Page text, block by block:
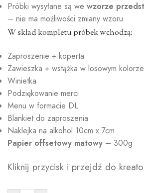
Próbki wysyłane są we wzorze
– nie ma możliwości zmiany wzoru
W skład kompletu próbek wchodzą:
Zaproszenie + koperta
Zawieszka + wstążka w losowym kolorze
Winietka
Podziękowanie merci
Menu w formacie DL
Blankiet do zaproszenia
Naklejka na alkohol 10cm x 7cm
Papier offsetowy matowy – 300g
Kliknij przycisk i przejdź do